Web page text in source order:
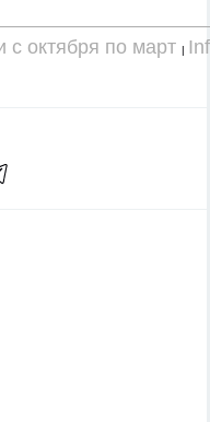
с октября по март |